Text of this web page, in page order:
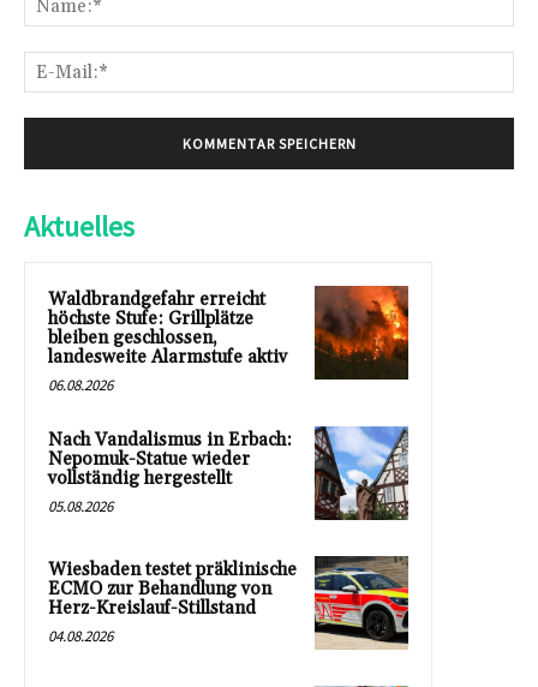
Aktuelles
Waldbrandgefahr erreicht
höchste Stufe: Grillplätze
bleiben geschlossen,
landesweite Alarmstufe aktiv
06.08.2026
Nach Vandalismus in Erbach:
Nepomuk-Statue wieder
vollständig hergestellt
05.08.2026
Wiesbaden testet präklinische
ECMO zur Behandlung von
Herz-Kreislauf-Stillstand
04.08.2026